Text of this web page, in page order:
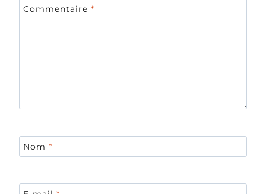
Commentaire *
Nom *